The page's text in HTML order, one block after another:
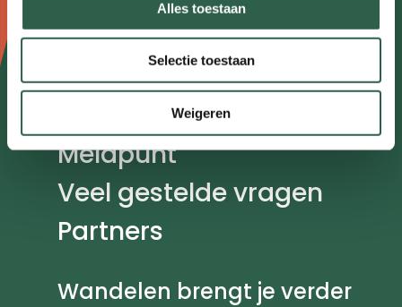
Alles toestaan
Selectie toestaan
Weigeren
Kennisplein
Over ons
Meldpunt
Veel gestelde vragen
Partners
Wandelen brengt je verder